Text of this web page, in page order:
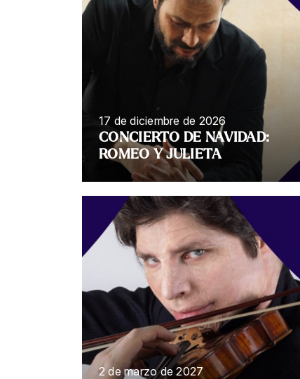
17 de diciembre de 2026
CONCIERTO DE NAVIDAD:
ROMEO Y JULIETA
2 de marzo de 2027